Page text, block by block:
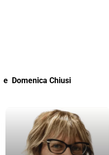
e Domenica Chiusi